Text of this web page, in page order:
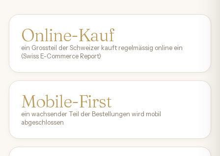
Online-Kauf
ein Grossteil der Schweizer kauft regelmässig online ein
(Swiss E-Commerce Report)
Mobile-First
ein wachsender Teil der Bestellungen wird mobil
abgeschlossen